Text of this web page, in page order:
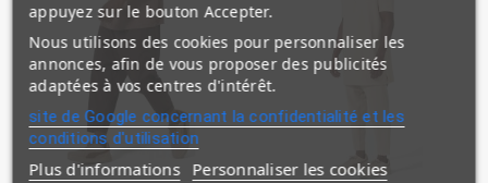
appuyez sur le bouton Accepter.
Nous utilisons des cookies pour personnaliser les
annonces, afin de vous proposer des publicités
adaptées à vos centres d'intérêt.
site de Google concernant la confidentialité et les
conditions d'utilisation
Plus d'informations Personnaliser les cookies